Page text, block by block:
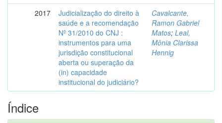
2017
Judicialização do direito à
saúde e a recomendação
Nº 31/2010 do CNJ :
instrumentos para uma
jurisdição constitucional
aberta ou superação da
(in) capacidade
institucional do judiciário?
Cavalcante,
Ramon Gabriel
Matos; Leal,
Mônia Clarissa
Hennig
Índice